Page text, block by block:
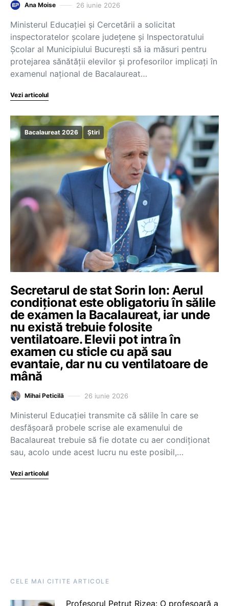
Ana Moise 26 iunie 2026
Ministerul Educației și Cercetării a solicitat
inspectoratelor școlare județene și Inspectoratului
Școlar al Municipiului București să ia măsuri pentru
protejarea sănătății elevilor și profesorilor implicați în
examenul național de Bacalaureat…
Vezi articolul
Bacalaureat 2026 Știri
Secretarul de stat Sorin Ion: Aerul
condiționat este obligatoriu în sălile
de examen la Bacalaureat, iar unde
nu există trebuie folosite
ventilatoare. Elevii pot intra în
examen cu sticle cu apă sau
evantaie, dar nu cu ventilatoare de
mână
Mihai Peticilă 26 iunie 2026
Ministerul Educației transmite că sălile în care se
desfășoară probele scrise ale examenului de
Bacalaureat trebuie să fie dotate cu aer condiționat
sau, acolo unde acest lucru nu este posibil,…
Vezi articolul
CELE MAI CITITE ARTICOLE
Profesorul Petruț Rizea: O profesoară a